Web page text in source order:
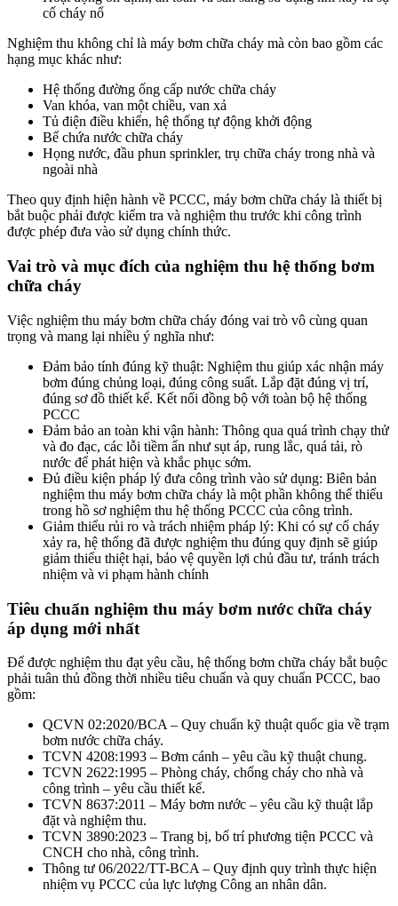
cố cháy nổ
Nghiệm thu không chỉ là máy bơm chữa cháy mà còn bao gồm các
hạng mục khác như:
Hệ thống đường ống cấp nước chữa cháy
Van khóa, van một chiều, van xả
Tủ điện điều khiển, hệ thống tự động khởi động
Bể chứa nước chữa cháy
Họng nước, đầu phun sprinkler, trụ chữa cháy trong nhà và
ngoài nhà
Theo quy định hiện hành về PCCC, máy bơm chữa cháy là thiết bị
bắt buộc phải được kiểm tra và nghiệm thu trước khi công trình
được phép đưa vào sử dụng chính thức.
Vai trò và mục đích của nghiệm thu hệ thống bơm
chữa cháy
Việc nghiệm thu máy bơm chữa cháy đóng vai trò vô cùng quan
trọng và mang lại nhiều ý nghĩa như:
Đảm bảo tính đúng kỹ thuật: Nghiệm thu giúp xác nhận máy
bơm đúng chủng loại, đúng công suất. Lắp đặt đúng vị trí,
đúng sơ đồ thiết kế. Kết nối đồng bộ với toàn bộ hệ thống
PCCC
Đảm bảo an toàn khi vận hành: Thông qua quá trình chạy thử
và đo đạc, các lỗi tiềm ẩn như sụt áp, rung lắc, quá tải, rò
nước để phát hiện và khắc phục sớm.
Đủ điều kiện pháp lý đưa công trình vào sử dụng: Biên bản
nghiệm thu máy bơm chữa cháy là một phần không thể thiếu
trong hồ sơ nghiệm thu hệ thống PCCC của công trình.
Giảm thiểu rủi ro và trách nhiệm pháp lý: Khi có sự cố cháy
xảy ra, hệ thống đã được nghiệm thu đúng quy định sẽ giúp
giảm thiểu thiệt hại, bảo vệ quyền lợi chủ đầu tư, tránh trách
nhiệm và vi phạm hành chính
Tiêu chuẩn nghiệm thu máy bơm nước chữa cháy
áp dụng mới nhất
Để được nghiệm thu đạt yêu cầu, hệ thống bơm chữa cháy bắt buộc
phải tuân thủ đồng thời nhiều tiêu chuẩn và quy chuẩn PCCC, bao
gồm:
QCVN 02:2020/BCA – Quy chuẩn kỹ thuật quốc gia về trạm
bơm nước chữa cháy.
TCVN 4208:1993 – Bơm cánh – yêu cầu kỹ thuật chung.
TCVN 2622:1995 – Phòng cháy, chống cháy cho nhà và
công trình – yêu cầu thiết kế.
TCVN 8637:2011 – Máy bơm nước – yêu cầu kỹ thuật lắp
đặt và nghiệm thu.
TCVN 3890:2023 – Trang bị, bố trí phương tiện PCCC và
CNCH cho nhà, công trình.
Thông tư 06/2022/TT-BCA – Quy định quy trình thực hiện
nhiệm vụ PCCC của lực lượng Công an nhân dân.